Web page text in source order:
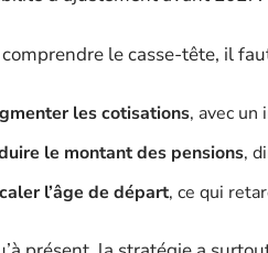
le casse-tête, il
les cotisations, avec
le montant des pensions,
l’âge de départ, ce qui